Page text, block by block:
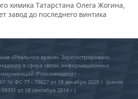
химика Татарстана Олега Жогина,
завод до последнего винтика
«Реальное время» Зарегистрировано
в сфере связи, информационных
(Роскомнадзор) –
№ ФС 77 - 79627 от 18 декабря 2020 г. (ранее
от 18 сентября 2014 г.)